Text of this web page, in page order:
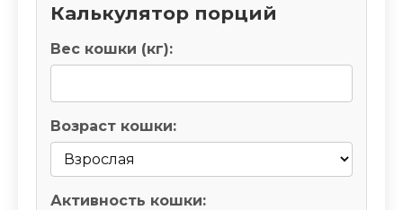
Калькулятор порций
Вес кошки (кг):
Возраст кошки:
Активность кошки: